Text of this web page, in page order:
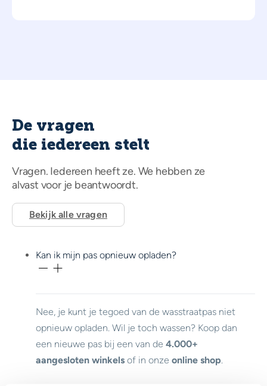
De vragen
die iedereen stelt
Vragen. Iedereen heeft ze. We hebben ze
alvast voor je beantwoordt.
Bekijk alle vragen
Kan ik mijn pas opnieuw opladen?
Nee, je kunt je tegoed van de wasstraatpas niet
opnieuw opladen. Wil je toch wassen? Koop dan
een nieuwe pas bij een van de 4.000+
aangesloten winkels of in onze online shop.